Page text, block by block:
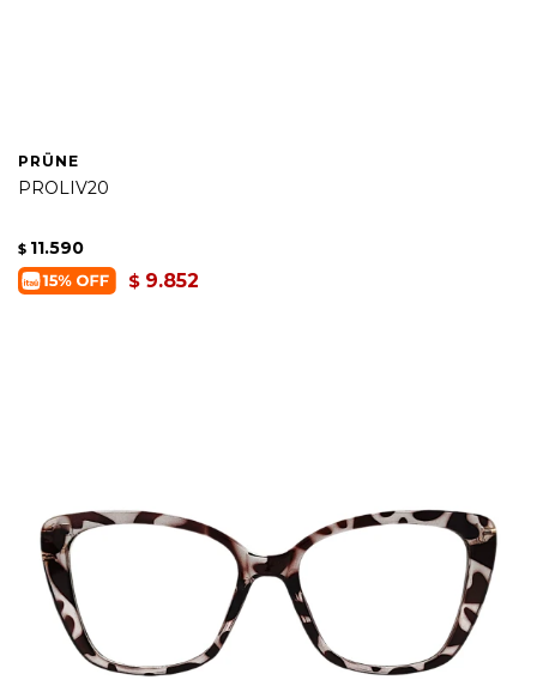
PRÜNE
PROLIV20
$ 11.590
$ 9.852